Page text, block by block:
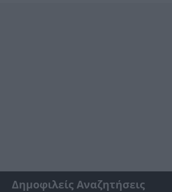
Δημοφιλείς Αναζητήσεις